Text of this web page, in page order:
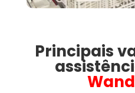
Principais